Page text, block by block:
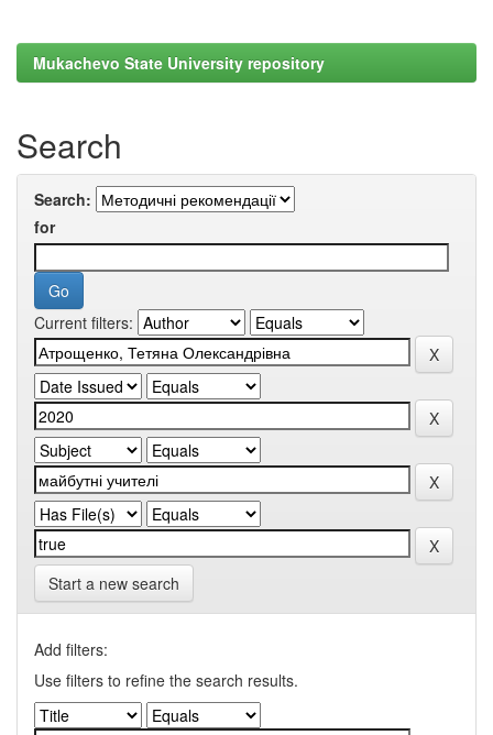
Mukachevo State University repository
Search
Search:
for
Current filters:
Start a new search
Add filters:
Use filters to refine the search results.